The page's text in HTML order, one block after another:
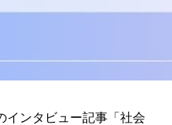
インタビュー記事「社会